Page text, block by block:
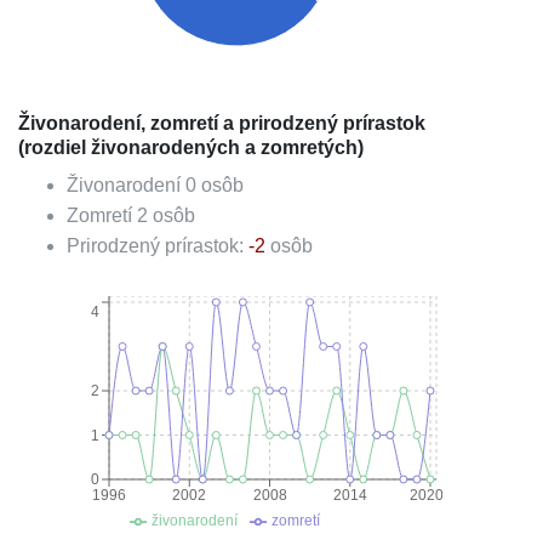
Živonarodení, zomretí a prirodzený prírastok
(rozdiel živonarodených a zomretých)
Živonarodení 0 osôb
Zomretí 2 osôb
Prirodzený prírastok: -2 osôb
1996 2002 2008 2014 2020
0
1
2
4
živonarodení zomretí